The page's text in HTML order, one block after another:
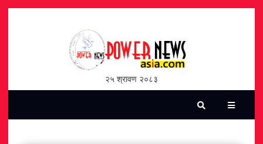
२५ श्रावण २०८३
पत्रिका
समाचार